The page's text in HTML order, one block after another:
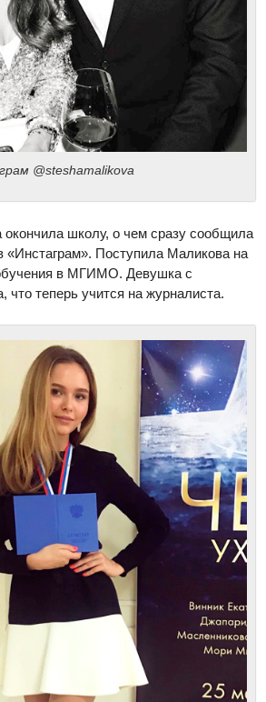
@steshamalikova
окончила школу, о чем сразу сообщила
«Инстаграм». Поступила Маликова на
в МГИМО. Девушка с
что теперь учится на журналиста.